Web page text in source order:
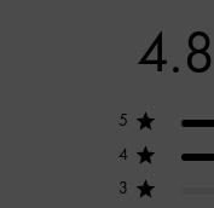
4.8
5
4
3